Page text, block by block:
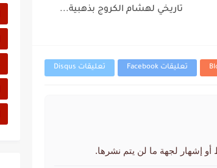
تاريخي لهشام الكروج بذهبية...
تعليقات Facebook تعليقات Disqus
أو إشهار لجهة ما لن يتم نشرها.